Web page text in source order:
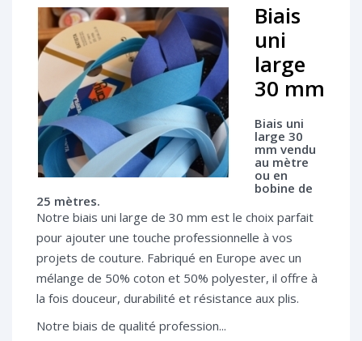
Biais
uni
large
30 mm
Biais uni
large 30
mm vendu
au mètre
ou en
bobine de
25 mètres.
Notre biais uni large de 30 mm est le choix parfait
pour ajouter une touche professionnelle à vos
projets de couture. Fabriqué en Europe avec un
mélange de 50% coton et 50% polyester, il offre à
la fois douceur, durabilité et résistance aux plis.
Notre biais de qualité profession...